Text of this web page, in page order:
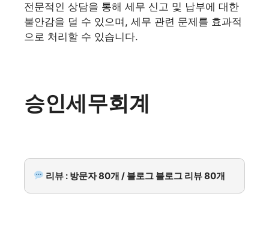
전문적인 상담을 통해 세무 신고 및 납부에 대한
불안감을 덜 수 있으며, 세무 관련 문제를 효과적
으로 처리할 수 있습니다.
승인세무회계
리뷰 : 방문자 80개 / 블로그 블로그 리뷰 80개